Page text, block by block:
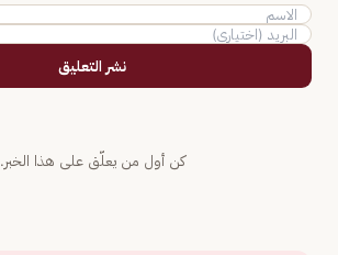
نشر التعليق
كن أول من يعلّق على هذا الخبر.